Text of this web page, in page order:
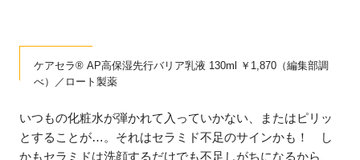
ケアセラ® AP高保湿先行バリア乳液 130ml ￥1,870（編集部調
べ）／ロート製薬
いつもの化粧水が弾かれて入っていかない、またはピリッ
とすることが…。それはセラミド不足のサインかも！ し
かもセラミドは洗顔するだけでも不足しがちになるから、